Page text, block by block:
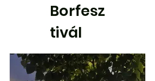
Borfesz
tivál